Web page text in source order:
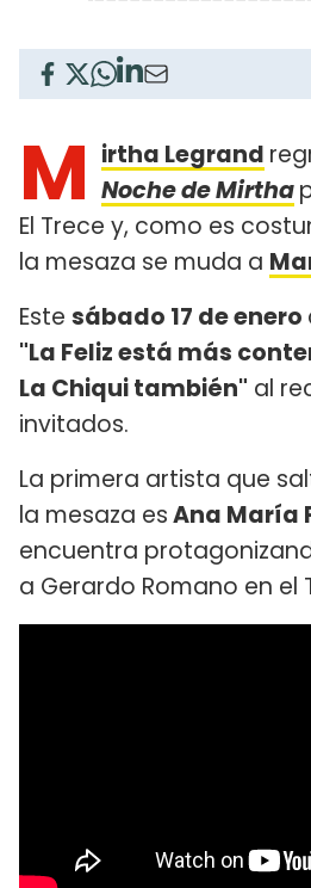
M irtha Legrand
Noche de Mirtha
El Trece y, como es
la mesaza se muda a
Este sábado 17 de enero
"La Feliz está más
La Chiqui también" al
invitados.
La primera artista que
la mesaza esAna María
encuentra
a Gerardo Romano en el